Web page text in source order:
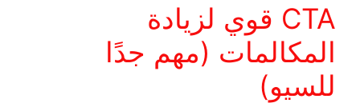
CTA قوي لزيادة
المكالمات (مهم جدًا
للسيو)